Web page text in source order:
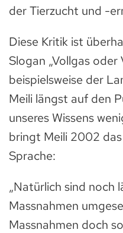
der Tierzucht und -
Diese Kritik ist
Slogan „Vollgas
beispielsweise der
Meili längst auf den
unseres Wissens
bringt Meili 2002
Sprache:
„Natürlich sind noch
Massnahmen
Massnahmen doch